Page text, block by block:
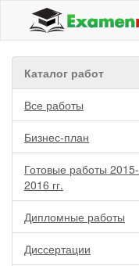
Каталог работ
Все работы
Бизнес-план
Готовые работы 2015-
2016 гг.
Дипломные работы
Диссертации